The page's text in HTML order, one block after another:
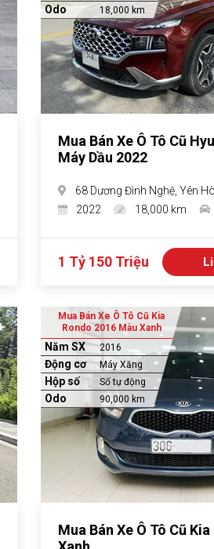
Odo 18,000 km
Mua Bán Xe Ô Tô Cũ
Máy Dầu 2022
68 Dương Đình Nghệ, Yên
2022
18,000 km
1 Tỷ 150 Triệu
Mua Bán Xe Ô Tô Cũ Kia
Rondo 2016 Màu Xanh
Năm SX 2016
Động cơ Máy Xăng
Hộp số Số tự động
Odo 90,000 km
Mua Bán Xe Ô Tô Cũ